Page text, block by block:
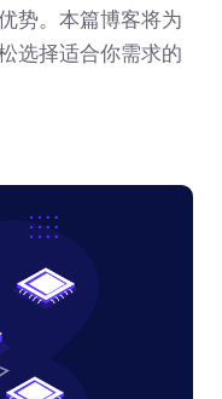
势。本篇博客将为
选择适合你需求的